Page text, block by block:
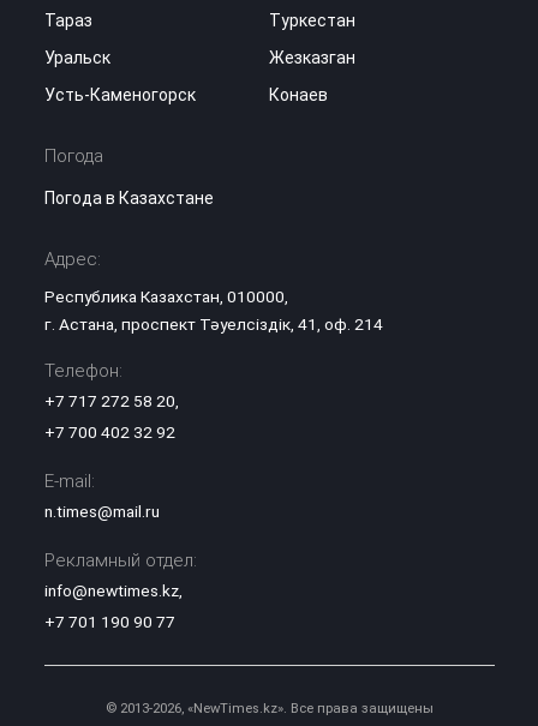
Тараз
Туркестан
Уральск
Жезказган
Усть-Каменогорск
Конаев
Погода
Погода в Казахстане
Адрес:
Республика Казахстан, 010000,
г. Астана, проспект Тәуелсіздік, 41, оф. 214
Телефон:
+7 717 272 58 20
+7 700 402 32 92
E-mail:
n.times@mail.ru
Рекламный отдел:
info@newtimes.kz,
+7 701 190 90 77
© 2013-2026, «NewTimes.kz». Все права защищены